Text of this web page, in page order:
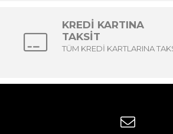
KREDİ KARTINA
TAKSİT
TÜM KREDİ KARTLARINA